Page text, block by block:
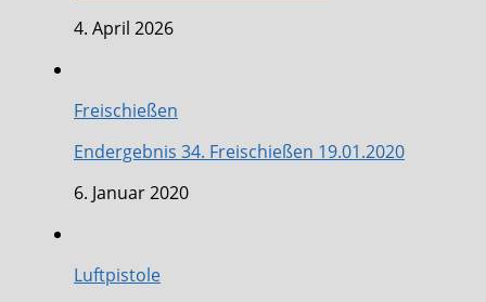
4. April 2026
Freischießen
Endergebnis 34. Freischießen 19.01.2020
6. Januar 2020
Luftpistole